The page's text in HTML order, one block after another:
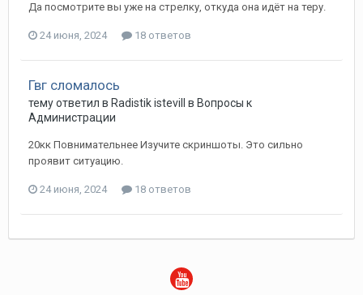
Да посмотрите вы уже на стрелку, откуда она идёт на теру.
24 июня, 2024 18 ответов
Гвг сломалось
тему ответил в Radistikistevill в Вопросы к
Администрации
20кк Повнимательнее Изучите скриншоты. Это сильно
проявит ситуацию.
24 июня, 2024 18 ответов